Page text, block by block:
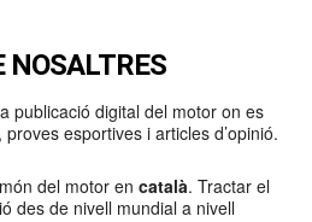
NOSALTRES
publicació digital del motor on es
esportives i articles d’opinió.
del motor en català. Tractar el
des de nivell mundial a nivell